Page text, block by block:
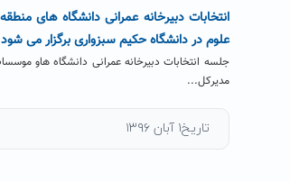
علوم در دانشگاه حکیم سبزواری برگزار می شود
مدیرکل...
تاریخ۱ آبان ۱۳۹۶